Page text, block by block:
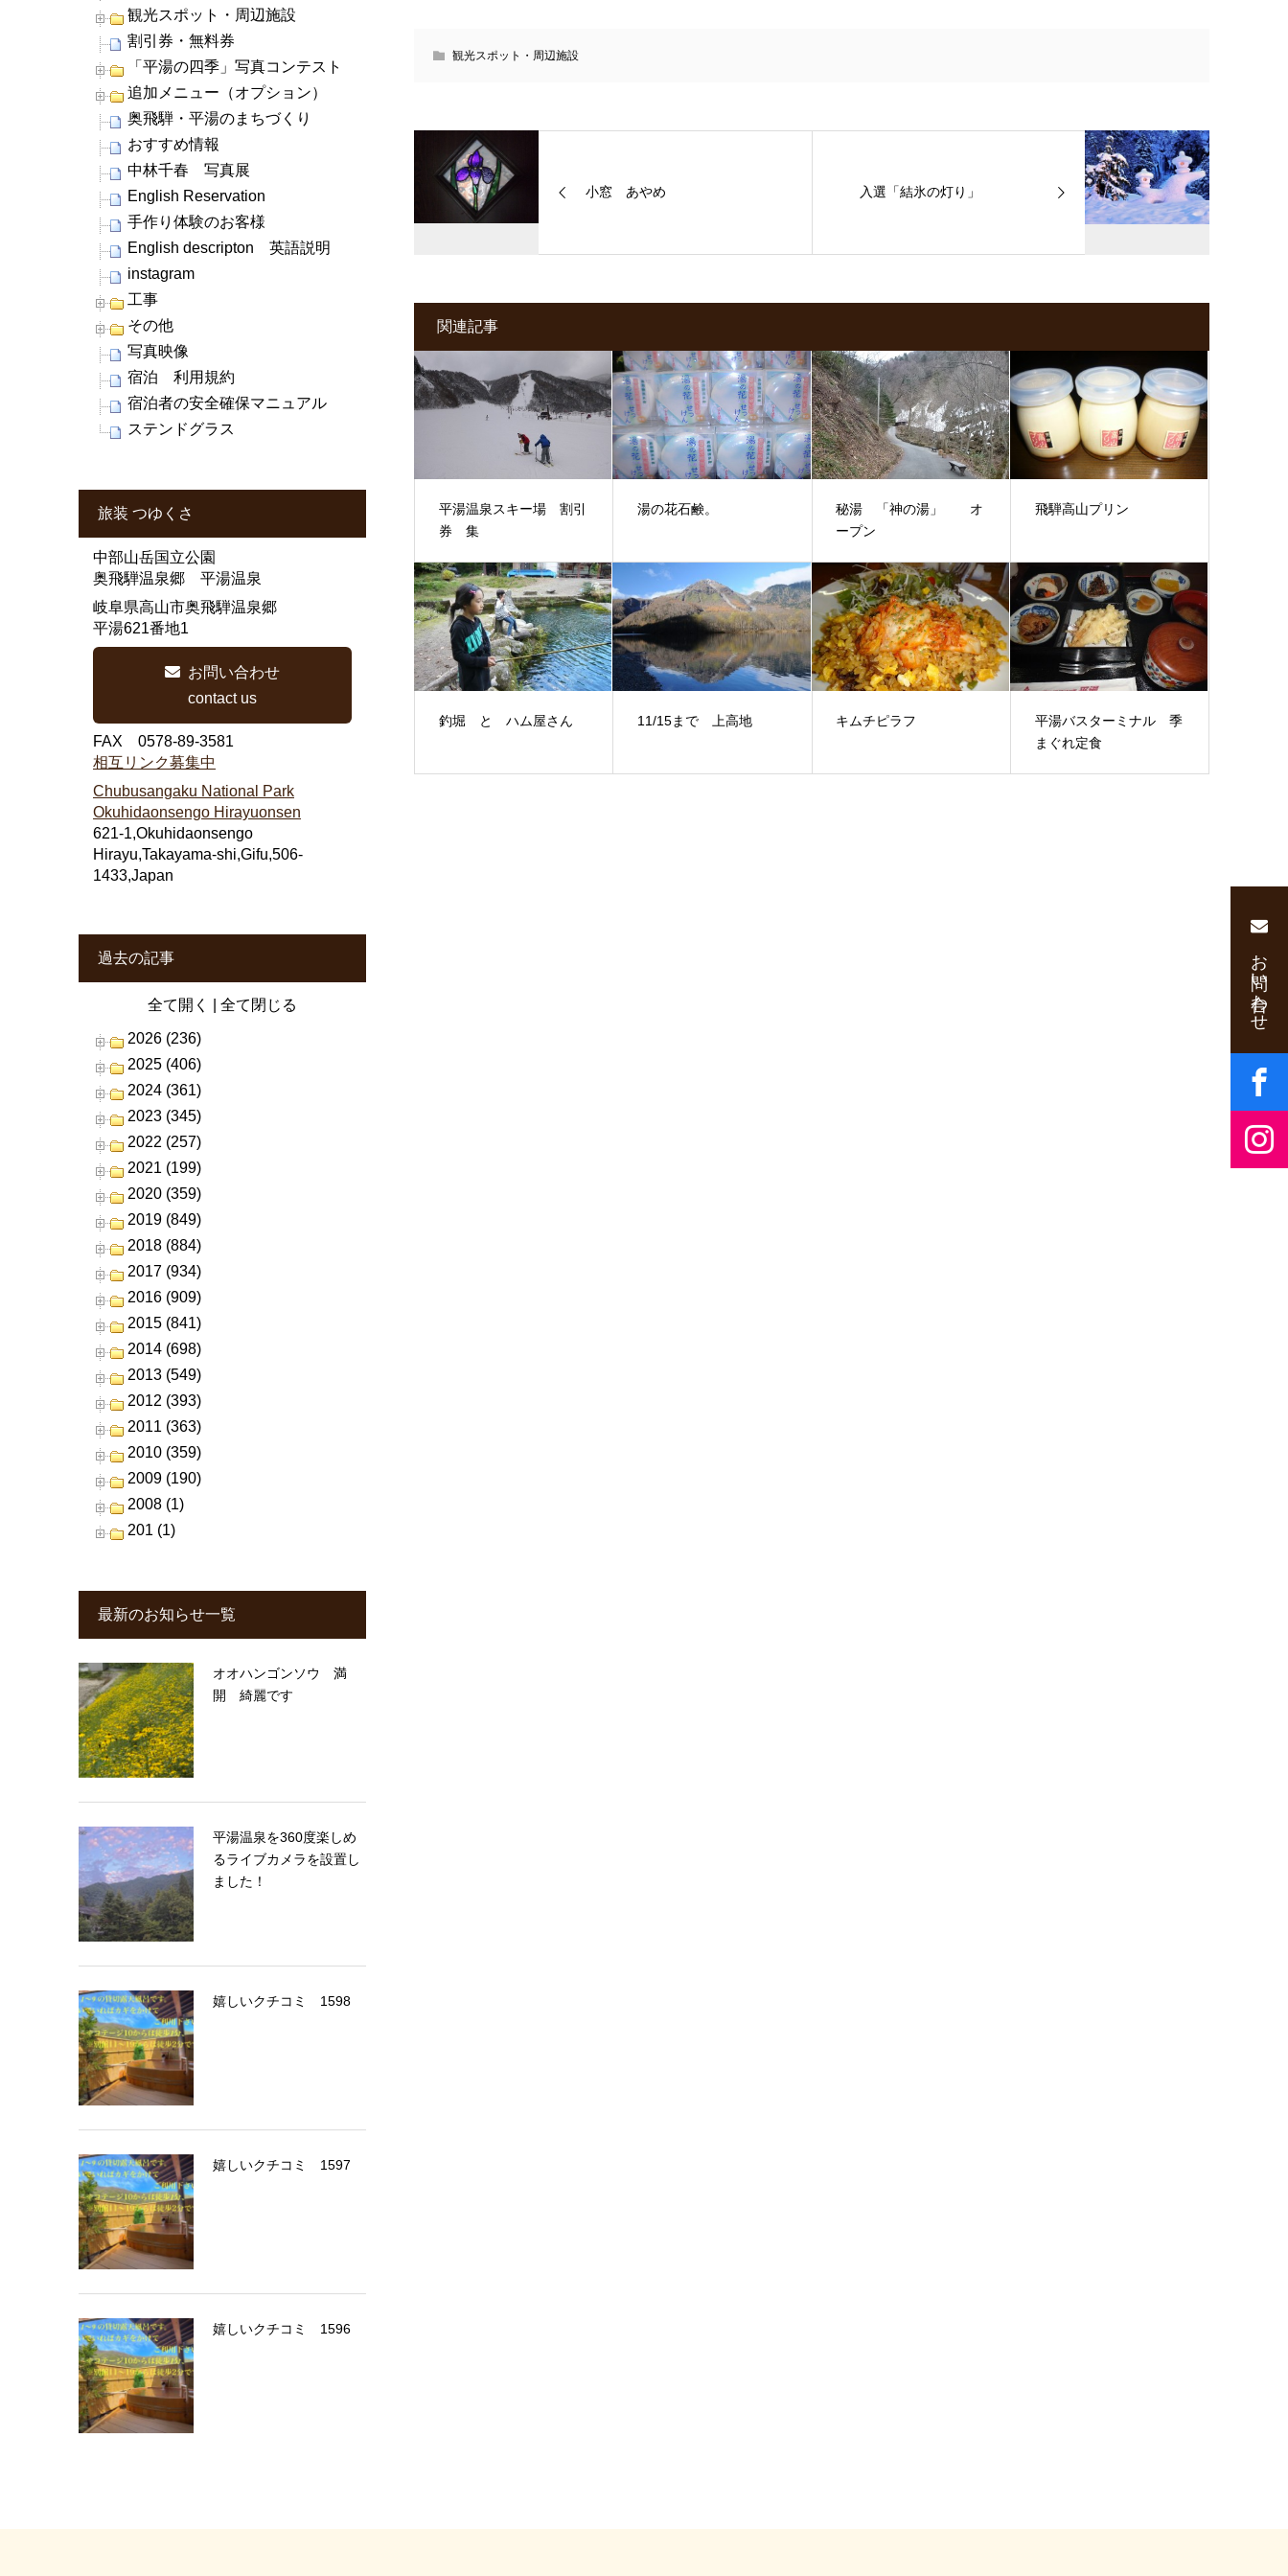
観光スポット・周辺施設
小窓 あやめ 入選「結氷の灯り」
関連記事
平湯温泉スキー場 割引
券 集
湯の花石鹸。
秘湯 「神の湯」 オ
ープン
飛騨高山プリン
釣堀 と ハム屋さん 11/15まで 上高地 キムチピラフ
平湯バスターミナル 季
まぐれ定食
観光スポット・周辺施設
割引券・無料券
「平湯の四季」写真コンテスト
追加メニュー（オプション）
奥飛騨・平湯のまちづくり
おすすめ情報
中林千春 写真展
English Reservation
手作り体験のお客様
English descripton 英語説明
instagram
工事
その他
写真映像
宿泊 利用規約
宿泊者の安全確保マニュアル
ステンドグラス
旅装 つゆくさ
中部山岳国立公園
奥飛騨温泉郷 平湯温泉
岐阜県高山市奥飛騨温泉郷
平湯621番地1
お問い合わせ
contact us
FAX 0578-89-3581
相互リンク募集中
Chubusangaku National Park
Okuhidaonsengo Hirayuonsen
621-1,Okuhidaonsengo
Hirayu,Takayama-shi,Gifu,506-
1433,Japan
過去の記事
全て開く 全て閉じる
2026 (236)
2025 (406)
2024 (361)
2023 (345)
2022 (257)
2021 (199)
2020 (359)
2019 (849)
2018 (884)
2017 (934)
2016 (909)
2015 (841)
2014 (698)
2013 (549)
2012 (393)
2011 (363)
2010 (359)
2009 (190)
2008 (1)
201 (1)
最新のお知らせ一覧
オオハンゴンソウ 満
開 綺麗です
平湯温泉を360度楽しめ
るライブカメラを設置し
ました！
嬉しいクチコミ 1598
嬉しいクチコミ 1597
嬉しいクチコミ 1596
お問い合わせ